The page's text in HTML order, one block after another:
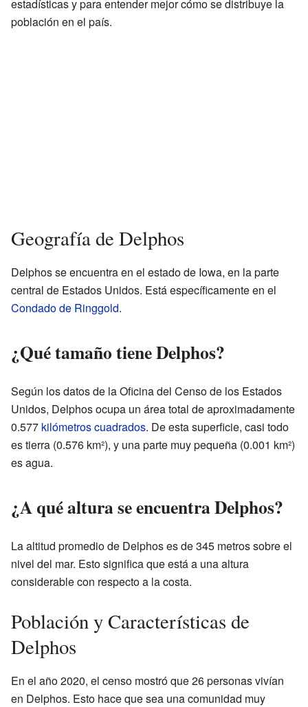
estadísticas y para entender mejor cómo se distribuye la
población en el país.
Geografía de Delphos
Delphos se encuentra en el estado de Iowa, en la parte
central de Estados Unidos. Está específicamente en el
Condado de Ringgold.
¿Qué tamaño tiene Delphos?
Según los datos de la Oficina del Censo de los Estados
Unidos, Delphos ocupa un área total de aproximadamente
0.577 kilómetros cuadrados. De esta superficie, casi todo
es tierra (0.576 km²), y una parte muy pequeña (0.001 km²)
es agua.
¿A qué altura se encuentra Delphos?
La altitud promedio de Delphos es de 345 metros sobre el
nivel del mar. Esto significa que está a una altura
considerable con respecto a la costa.
Población y Características de
Delphos
En el año 2020, el censo mostró que 26 personas vivían
en Delphos. Esto hace que sea una comunidad muy